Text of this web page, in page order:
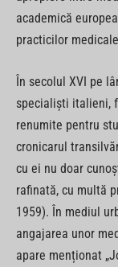
academică
practicilor
În secolul XVI pe
specialiști italieni,
renumite pentru
cronicarul
cu ei nu doar
rafinată, cu multă
1959). În mediul
angajarea unor
apare menționat